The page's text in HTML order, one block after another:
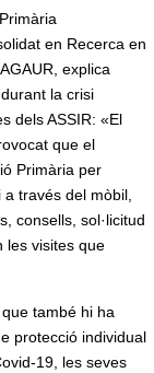
en Recerca en
explica
la crisi
dels ASSIR: «El
que el
Primària per
a través del mòbil,
consells, sol·licitud
les visites que
també hi ha
protecció individual
19, les seves